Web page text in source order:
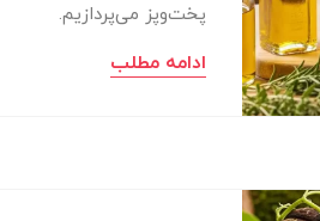
پخت‌وپز می‌پردازیم.
ادامه مطلب